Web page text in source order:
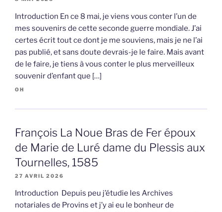
Introduction En ce 8 mai, je viens vous conter l’un de
mes souvenirs de cette seconde guerre mondiale. J’ai
certes écrit tout ce dont je me souviens, mais je ne l’ai
pas publié, et sans doute devrais-je le faire. Mais avant
de le faire, je tiens à vous conter le plus merveilleux
souvenir d’enfant que […]
OH
François La Noue Bras de Fer époux
de Marie de Luré dame du Plessis aux
Tournelles, 1585
27 AVRIL 2026
Introduction Depuis peu j’étudie les Archives
notariales de Provins et j’y ai eu le bonheur de